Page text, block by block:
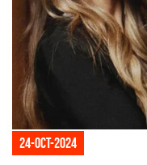
24-oct-2024